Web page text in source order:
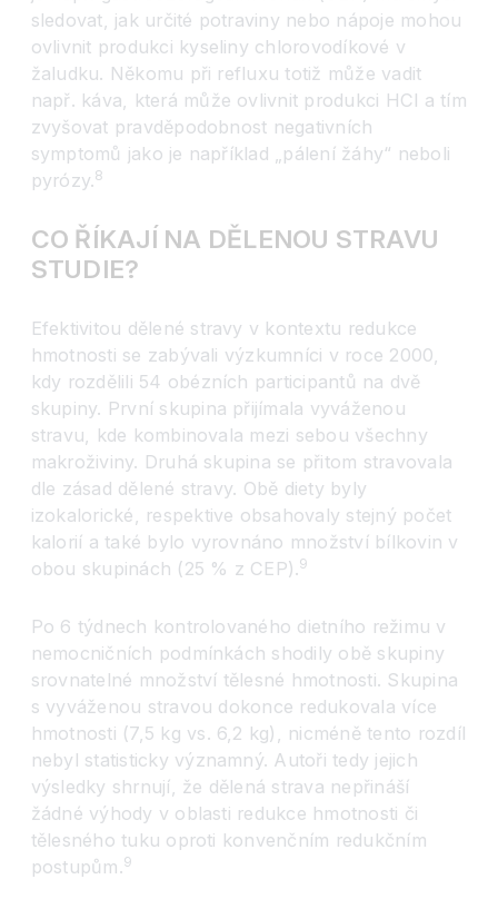
sledovat, jak určité potraviny nebo nápoje mohou
ovlivnit produkci kyseliny chlorovodíkové v
žaludku. Někomu při refluxu totiž může vadit
např. káva, která může ovlivnit produkci HCl a tím
zvyšovat pravděpodobnost negativních
symptomů jako je například „pálení žáhy“ neboli
pyrózy.8
CO ŘÍKAJÍ NA DĚLENOU STRAVU
STUDIE?
Efektivitou dělené stravy v kontextu redukce
hmotnosti se zabývali výzkumníci v roce 2000,
kdy rozdělili 54 obézních participantů na dvě
skupiny. První skupina přijímala vyváženou
stravu, kde kombinovala mezi sebou všechny
makroživiny. Druhá skupina se přitom stravovala
dle zásad dělené stravy. Obě diety byly
izokalorické, respektive obsahovaly stejný počet
kalorií a také bylo vyrovnáno množství bílkovin v
obou skupinách (25 % z CEP).9
Po 6 týdnech kontrolovaného dietního režimu v
nemocničních podmínkách shodily obě skupiny
srovnatelné množství tělesné hmotnosti. Skupina
s vyváženou stravou dokonce redukovala více
hmotnosti (7,5 kg vs. 6,2 kg), nicméně tento rozdíl
nebyl statisticky významný. Autoři tedy jejich
výsledky shrnují, že dělená strava nepřináší
žádné výhody v oblasti redukce hmotnosti či
tělesného tuku oproti konvenčním redukčním
postupům.9